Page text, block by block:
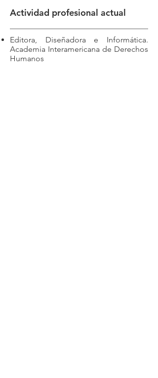
Actividad profesional actual
Editora, Diseñadora e Informática.
Academia Interamericana de Derechos
Humanos